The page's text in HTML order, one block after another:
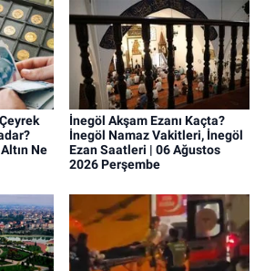
Ne
İnegöl Akşam Ezanı Kaçta?
İnegöl Namaz Vakitleri, İnegöl
Ezan Saatleri | 06 Ağustos
2026 Perşembe